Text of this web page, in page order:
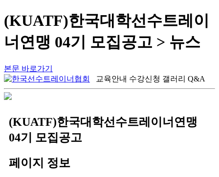
(KUATF)한국대학선수트레이
너연맹 04기 모집공고 > 뉴스
본문 바로가기
교육안내 수강신청 갤러리 Q&A
(KUATF)한국대학선수트레이너연맹
04기 모집공고
페이지 정보